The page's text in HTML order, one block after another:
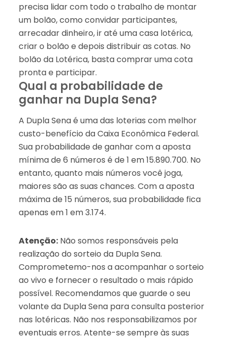
precisa lidar com todo o trabalho de montar
um bolão, como convidar participantes,
arrecadar dinheiro, ir até uma casa lotérica,
criar o bolão e depois distribuir as cotas. No
bolão da Lotérica, basta comprar uma cota
pronta e participar.
Qual a probabilidade de
ganhar na Dupla Sena?
A Dupla Sena é uma das loterias com melhor
custo-benefício da Caixa Econômica Federal.
Sua probabilidade de ganhar com a aposta
mínima de 6 números é de 1 em 15.890.700. No
entanto, quanto mais números você joga,
maiores são as suas chances. Com a aposta
máxima de 15 números, sua probabilidade fica
apenas em 1 em 3.174.
Atenção:Não somos responsáveis pela
realização do sorteio da Dupla Sena.
Comprometemo-nos a acompanhar o sorteio
ao vivo e fornecer o resultado o mais rápido
possível. Recomendamos que guarde o seu
volante da Dupla Sena para consulta posterior
nas lotéricas. Não nos responsabilizamos por
eventuais erros. Atente-se sempre às suas